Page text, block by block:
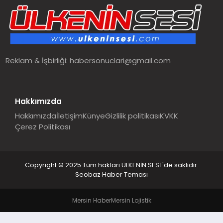
SPOR
MALATYA HABERLERI
Reklam & İşbirliği:habersonuclari@gmail.com
Hakkımızda
HakkımızdaİletişimKünyeGizlilik politikasıKVKK
Çerez Politikası
Copyright © 2025 Tüm hakları ÜLKENİN SESİ 'de saklıdır.
Seobaz Haber Teması
Mersin HaberMersin Lojistik